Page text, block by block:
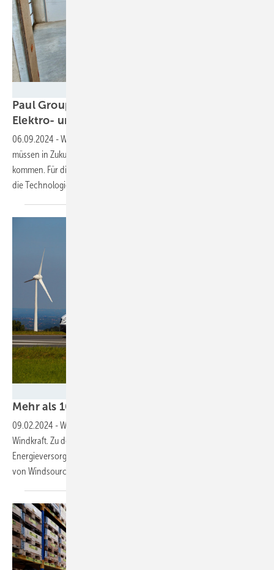
Paul Group bietet Schulungen für Wartung von
Elektro- und Wasserstoff-Lkw
06.09.2024 -Werkstattmitarbeiter in Speditionen und Unternehmen
müssen in Zukunft auch mit Elektro- und Wasserstoff-Lkw zurecht
kommen. Für die Wartung und Reparatur ist ein spezielles Wissen über
die Technologie
Mehr als 100.000 verschiedene
09.02.2024 -Windsouring.com bietet als Online-Plattform Teile für die
Windkraft. Zu den Kunden zählen Servicefirmen, Betreiber und
Energieversorger. Ein Interview mit Stefan Weber, Geschäftsführer
von Windsourcing.com.